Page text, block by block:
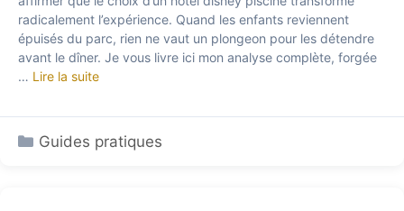
radicalement l’expérience. Quand les enfants reviennent
épuisés du parc, rien ne vaut un plongeon pour les détendre
avant le dîner. Je vous livre ici mon analyse complète, forgée
… Lire la suite
Catégories
Guides pratiques